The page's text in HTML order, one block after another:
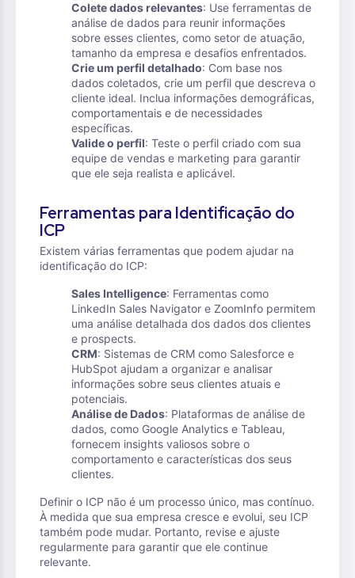
Colete dados relevantes: Use ferramentas de
análise de dados para reunir informações
sobre esses clientes, como setor de atuação,
tamanho da empresa e desafios enfrentados.
Crie um perfil detalhado: Com base nos
dados coletados, crie um perfil que descreva o
cliente ideal. Inclua informações demográficas,
comportamentais e de necessidades
específicas.
Valide o perfil: Teste o perfil criado com sua
equipe de vendas e marketing para garantir
que ele seja realista e aplicável.
Ferramentas para Identificação do
ICP
Existem várias ferramentas que podem ajudar na
identificação do ICP:
Sales Intelligence: Ferramentas como
LinkedIn Sales Navigator e ZoomInfo permitem
uma análise detalhada dos dados dos clientes
e prospects.
CRM: Sistemas de CRM como Salesforce e
HubSpot ajudam a organizar e analisar
informações sobre seus clientes atuais e
potenciais.
Análise de Dados: Plataformas de análise de
dados, como Google Analytics e Tableau,
fornecem insights valiosos sobre o
comportamento e características dos seus
clientes.
Definir o ICP não é um processo único, mas contínuo.
À medida que sua empresa cresce e evolui, seu ICP
também pode mudar. Portanto, revise e ajuste
regularmente para garantir que ele continue
relevante.